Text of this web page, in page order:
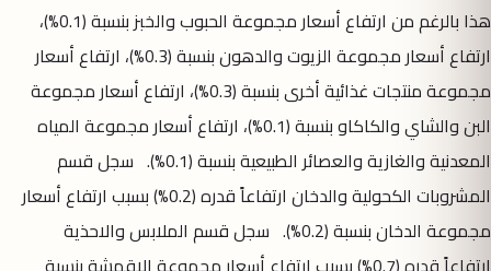
هذا بالرغم من ارتفاع أسعار مجموعة الحبوب والخبز بنسبة (0.1%)،
ارتفاع أسعار مجموعة الزيوت والدهون بنسبة (0.3%)، ارتفاع أسعار
مجموعة منتجات غذائية أخرى بنسبة (0.3%)، ارتفاع أسعار مجموعة
البن والشاي والكاكاو بنسبة (0.1%)، ارتفاع أسعار مجموعة المياه
المعدنية والغازية والعصائر الطبيعية بنسبة (0.1%). سجل قسم
المشروبات الكحولية والدخان ارتفاعاً قدره (0.2%) بسبب ارتفاع أسعار
مجموعة الدخان بنسبة (0.2%). سجل قسم الملابس والاحذية